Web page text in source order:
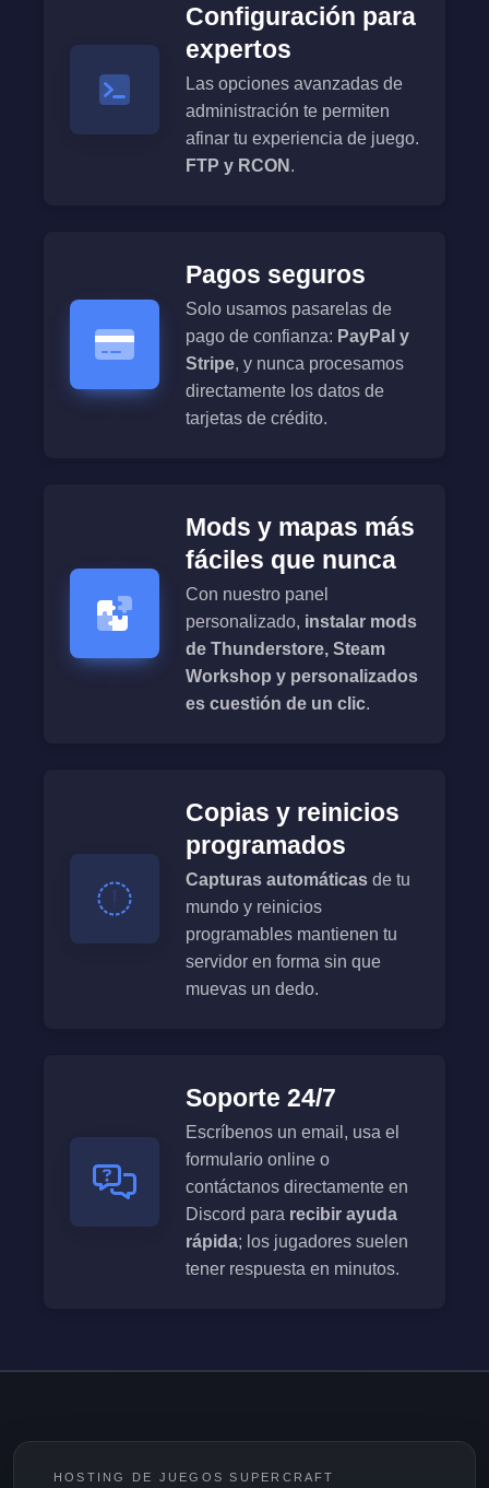
Configuración para
expertos
Las opciones avanzadas de
administración te permiten
afinar tu experiencia de juego.
FTP y RCON .
Pagos seguros
Solo usamos pasarelas de
pago de confianza: PayPal y
Stripe, y nunca procesamos
directamente los datos de
tarjetas de crédito.
Mods y mapas más
fáciles que nunca
Con nuestro panel
personalizado, instalar mods
de Thunderstore, Steam
Workshop y personalizados
es cuestión de un clic.
Copias y reinicios
programados
Capturas automáticas de tu
mundo y reinicios
programables mantienen tu
servidor en forma sin que
muevas un dedo.
Soporte 24/7
Escríbenos un email, usa el
formulario online o
contáctanos directamente en
Discord para recibir ayuda
rápida; los jugadores suelen
tener respuesta en minutos.
HOSTING DE JUEGOS SUPERCRAFT